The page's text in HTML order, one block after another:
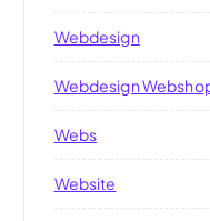
Webdesign
Webdesign
Webs
Website